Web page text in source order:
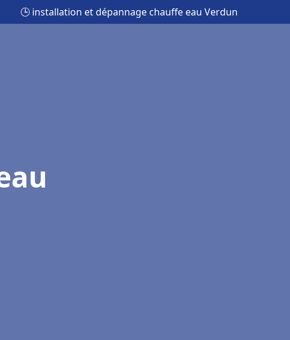
🕒 installation et dépannage chauffe eau Verdun